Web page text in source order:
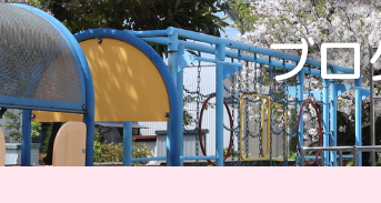
ブロ